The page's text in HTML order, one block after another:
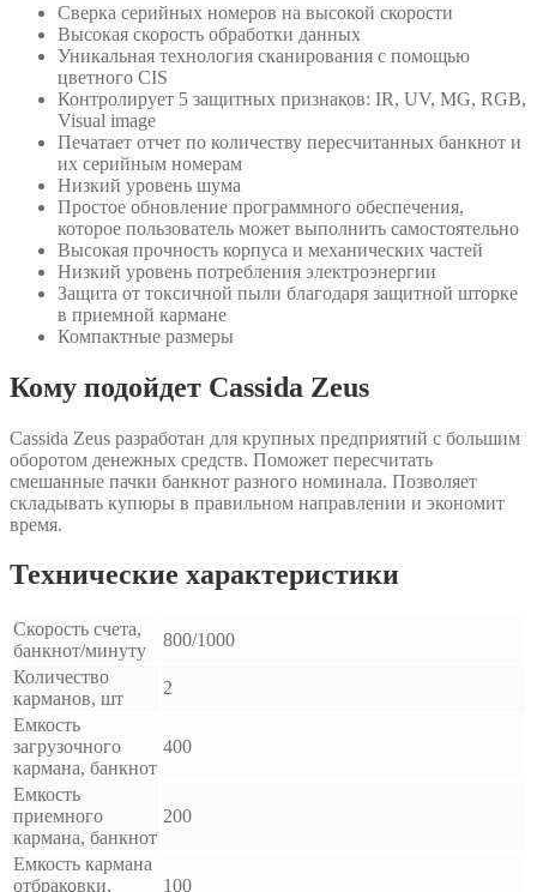
Сверка серийных номеров на высокой скорости
Высокая скорость обработки данных
Уникальная технология сканирования с помощью
цветного CIS
Контролирует 5 защитных признаков: IR, UV, MG, RGB,
Visual image
Печатает отчет по количеству пересчитанных банкнот и
их серийным номерам
Низкий уровень шума
Простое обновление программного обеспечения,
которое пользователь может выполнить самостоятельно
Высокая прочность корпуса и механических частей
Низкий уровень потребления электроэнергии
Защита от токсичной пыли благодаря защитной шторке
в приемной кармане
Компактные размеры
Кому подойдет Cassida Zeus
Cassida Zeus разработан для крупных предприятий с большим
оборотом денежных средств. Поможет пересчитать
смешанные пачки банкнот разного номинала. Позволяет
складывать купюры в правильном направлении и экономит
время.
Технические характеристики
Скорость счета,
банкнот/минуту
800/1000
Количество
карманов, шт
2
Емкость
загрузочного
кармана, банкнот
400
Емкость
приемного
кармана, банкнот
200
Емкость кармана
отбраковки,
100